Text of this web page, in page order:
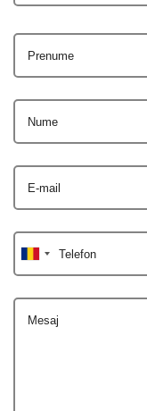
Prenume
Nume
E-mail
Telefon
Mesaj